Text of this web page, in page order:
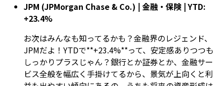
JPM (JPMorgan Chase & Co.) | 金融・保険 | YTD:
+23.4%
お次はみんなも知ってるかも？金融界のレジェンド、
JPMだよ！YTDで**+23.4%**って、安定感ありつつも
しっかりプラスじゃん？銀行とか証券とか、金融サー
ビス全般を幅広く手掛けてるから、景気が上向くと利